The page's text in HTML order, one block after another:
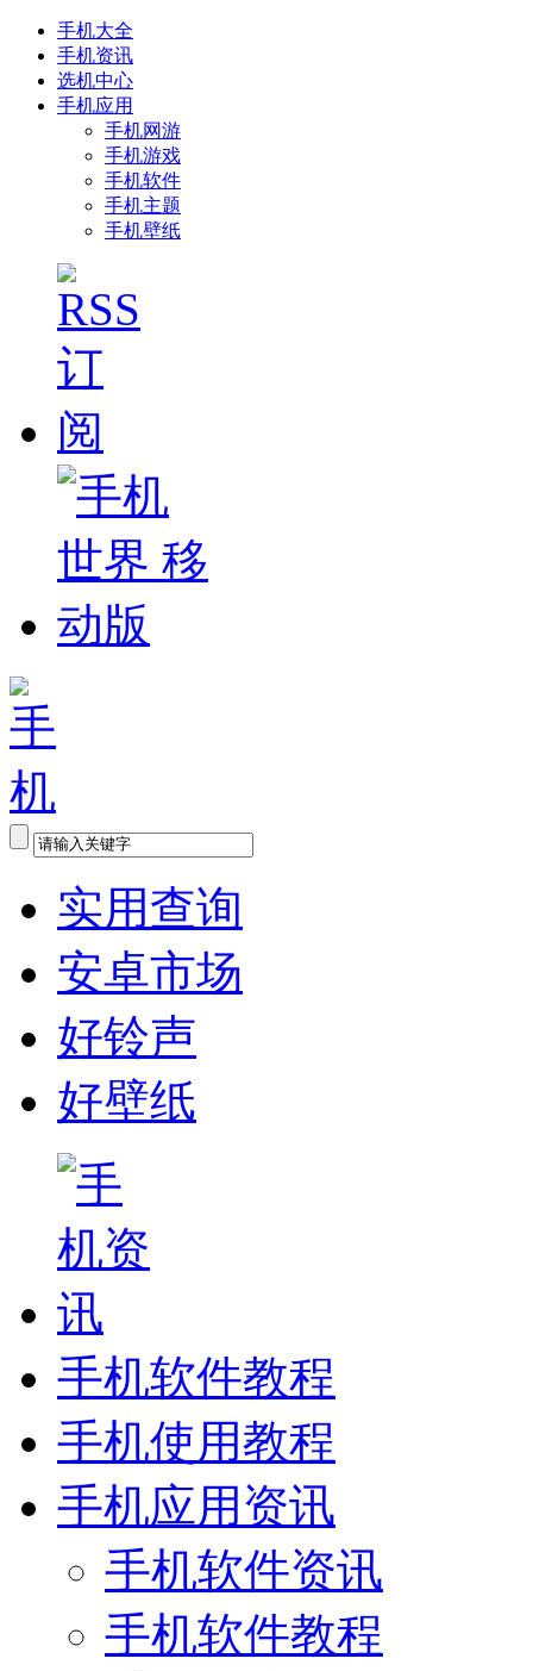
手机大全
手机资讯
选机中心
手机应用
手机网游
手机游戏
手机软件
手机主题
手机壁纸
实用查询
安卓市场
好铃声
好壁纸
手机软件教程
手机使用教程
手机应用资讯
手机软件资讯
手机软件教程